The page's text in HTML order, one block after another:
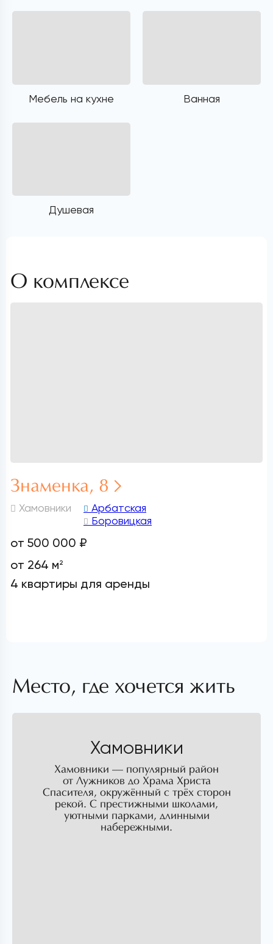
Мебель на кухне Ванная
Душевая
О комплексе
Знаменка, 8
Хамовники
Арбатская
Боровицкая
от 500 000 ₽
от 264 м 2
4 квартиры для аренды
Место, где хочется жить
Хамовники
Хамовники — популярный район
от Лужников до Храма Христа
Спасителя, окружённый с трёх сторон
рекой. С престижными школами,
уютными парками, длинными
набережными.